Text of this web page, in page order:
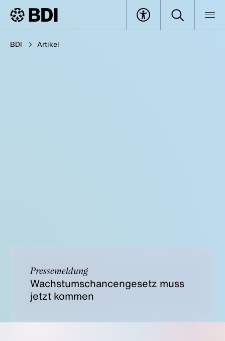
BDI Artikel
Pressemeldung
Wachstumschancengesetz muss
jetzt kommen